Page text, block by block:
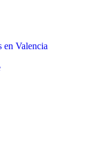
en Valencia